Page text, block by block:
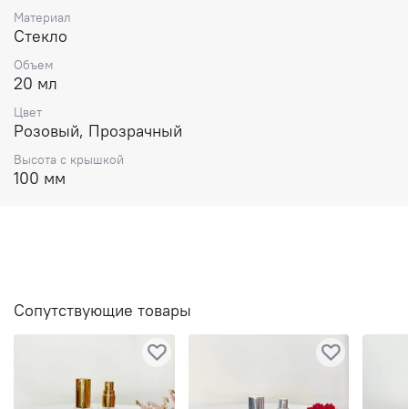
Материал
Стекло
Объем
20 мл
Цвет
Розовый, Прозрачный
Высота с крышкой
100 мм
Сопутствующие товары